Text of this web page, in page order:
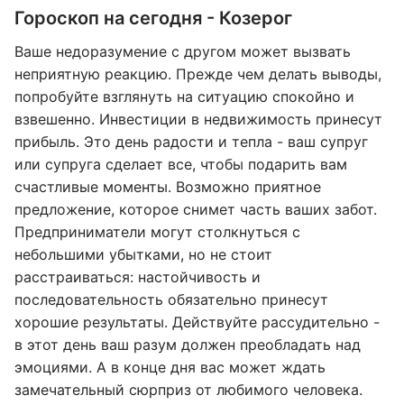
Гороскоп на сегодня - Козерог
Ваше недоразумение с другом может вызвать
неприятную реакцию. Прежде чем делать выводы,
попробуйте взглянуть на ситуацию спокойно и
взвешенно. Инвестиции в недвижимость принесут
прибыль. Это день радости и тепла - ваш супруг
или супруга сделает все, чтобы подарить вам
счастливые моменты. Возможно приятное
предложение, которое снимет часть ваших забот.
Предприниматели могут столкнуться с
небольшими убытками, но не стоит
расстраиваться: настойчивость и
последовательность обязательно принесут
хорошие результаты. Действуйте рассудительно -
в этот день ваш разум должен преобладать над
эмоциями. А в конце дня вас может ждать
замечательный сюрприз от любимого человека.